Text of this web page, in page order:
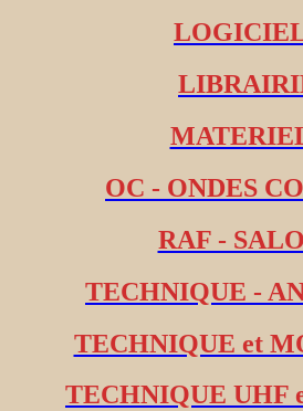
OC - ONDES
RAF -
TECHNIQUE -
TECHNIQUE et
TECHNIQUE UHF